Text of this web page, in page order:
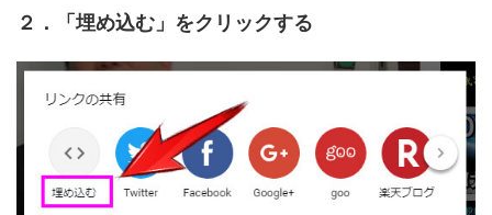
２．「埋め込む」をクリックする